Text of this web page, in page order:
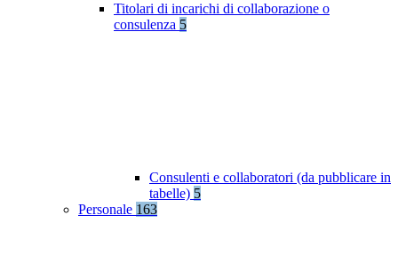
Titolari di incarichi di collaborazione o
consulenza 5
Consulenti e collaboratori (da pubblicare in
tabelle) 5
Personale 163